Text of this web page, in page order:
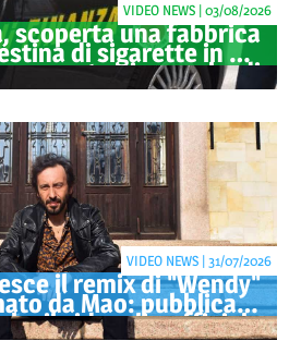
scoperta una fabbrica
di sigarette in via
sequestrati 1.350 kg di
tabacco
VIDEO NEWS | 03/08/2026
il remix di "Wendy"
da Mao: pubblicato
il videoclip ufficiale
VIDEO NEWS | 31/07/2026